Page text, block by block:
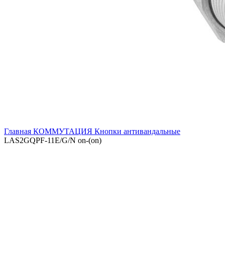
Главная КОММУТАЦИЯ Кнопки антивандальные
LAS2GQPF-11E/G/N on-(on)